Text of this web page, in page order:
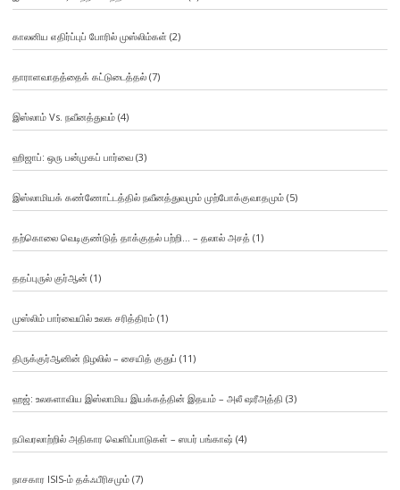
காலனிய எதிர்ப்புப் போரில் முஸ்லிம்கள் (2)
தாராளவாதத்தைக் கட்டுடைத்தல்(7)
இஸ்லாம் Vs. நவீனத்துவம்(4)
ஹிஜாப்: ஒரு பன்முகப் பார்வை(3)
இஸ்லாமியக் கண்ணோட்டத்தில் நவீனத்துவமும் முற்போக்குவாதமும்(5)
தற்கொலை வெடிகுண்டுத் தாக்குதல் பற்றி… – தலால் அசத் (1)
ததப்புருல் குர்ஆன் (1)
முஸ்லிம் பார்வையில் உலக சரித்திரம்(1)
திருக்குர்ஆனின் நிழலில் – சையித் குதுப் (11)
ஹஜ்: உலகளாவிய இஸ்லாமிய இயக்கத்தின் இதயம் – அலீ ஷரீஅத்தி (3)
நபிவரலாற்றில் அதிகார வெளிப்பாடுகள் – ஸபர் பங்காஷ் (4)
நாசகார ISIS-ம் தக்ஃபீரிசமும்(7)